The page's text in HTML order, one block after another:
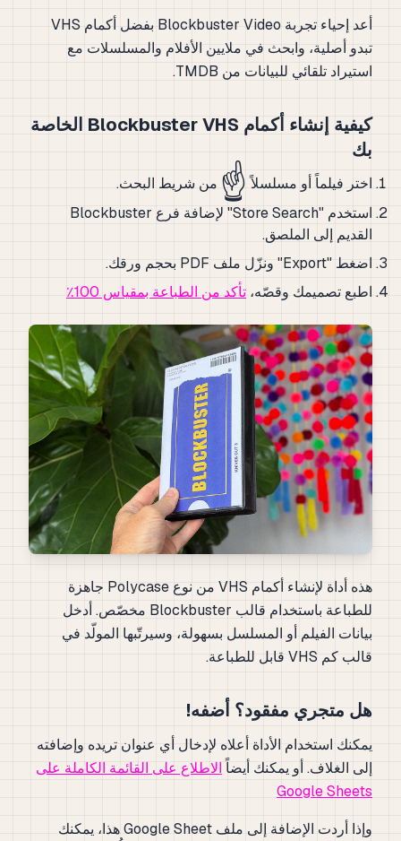
أعد إحياء تجربة Blockbuster Video بفضل أكمام VHS
تبدو أصلية، وابحث في ملايين الأفلام والمسلسلات مع
استيراد تلقائي للبيانات من TMDB.
كيفية إنشاء أكمام Blockbuster VHS الخاصة
بك
اختر فيلماً أو مسلسلاً☝️ من شريط البحث.
استخدم "Store Search" لإضافة فرع Blockbuster
القديم إلى الملصق.
اضغط "Export" ونزّل ملف PDF بحجم ورقك.
اطبع تصميمك وقصّه، تأكد من الطباعة بمقياس 100٪
هذه أداة لإنشاء أكمام VHS من نوع Polycase جاهزة
للطباعة باستخدام قالب Blockbuster مخصّص. أدخل
بيانات الفيلم أو المسلسل بسهولة، وسيرتّبها المولّد في
قالب كم VHS قابل للطباعة.
هل متجري مفقود؟ أضفه!
يمكنك استخدام الأداة أعلاه لإدخال أي عنوان تريده وإضافته
إلى الغلاف. أو يمكنك أيضاًالاطلاع على القائمة الكاملة على
Google Sheets
وإذا أردت الإضافة إلى ملف Google Sheet هذا، يمكنك